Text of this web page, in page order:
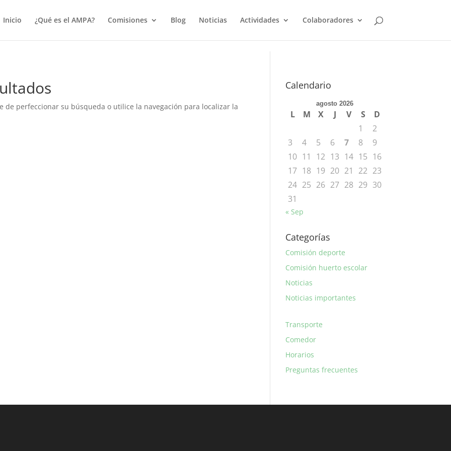
Inicio
¿Qué es el AMPA? Comisiones Blog Noticias Actividades Colaboradores
de perfeccionar su búsqueda o utilice la navegación para localizar la
Calendario
agosto 2026
L M X J V S
D
1
2
3
4 5 6 7 8
9
10 11 12 13 14 15 16
17 18 19 20 21 22 23
24 25 26 27 28 29 30
31
« Sep
Categorías
Comisión deporte
Comisión huerto escolar
Noticias
Noticias importantes
Transporte
Comedor
Horarios
Preguntas frecuentes